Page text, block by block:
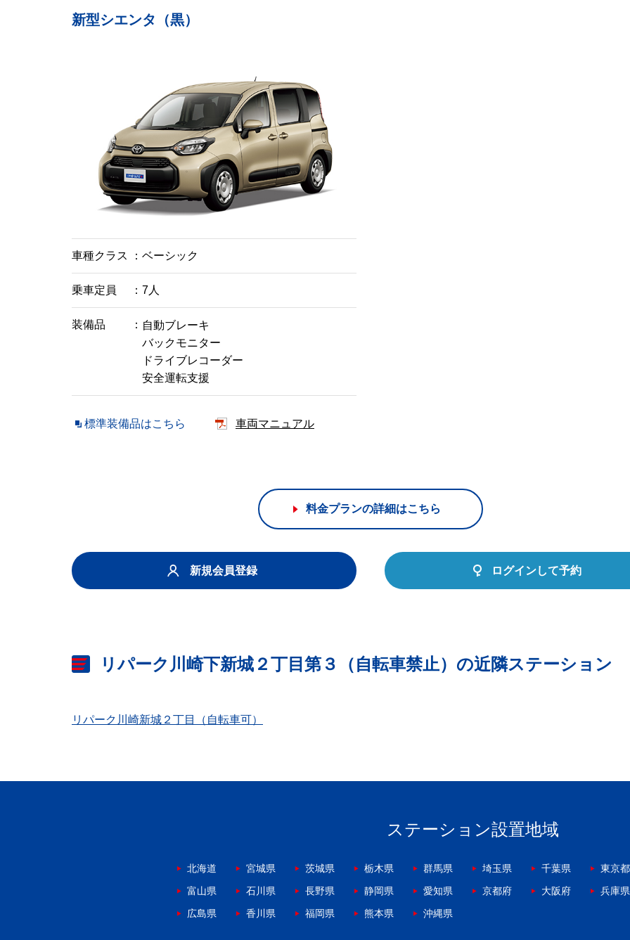
新型シエンタ（黒）
車種クラス ベーシック
乗車定員 7人
装備品
自動ブレーキ
バックモニター
ドライブレコーダー
安全運転支援
標準装備品はこちら 車両マニュアル
料金プランの詳細はこちら
新規会員登録 ログインして予約
リパーク川崎下新城２丁目第３（自転車禁止）の近隣ステーション
リパーク川崎新城２丁目（自転車可）
ステーション設置地域
北海道 宮城県 茨城県 栃木県 群馬県 埼玉県 千葉県
東京都
富山県
石川県 長野県 静岡県 愛知県 京都府 大阪府
兵庫県
広島県
香川県 福岡県 熊本県 沖縄県